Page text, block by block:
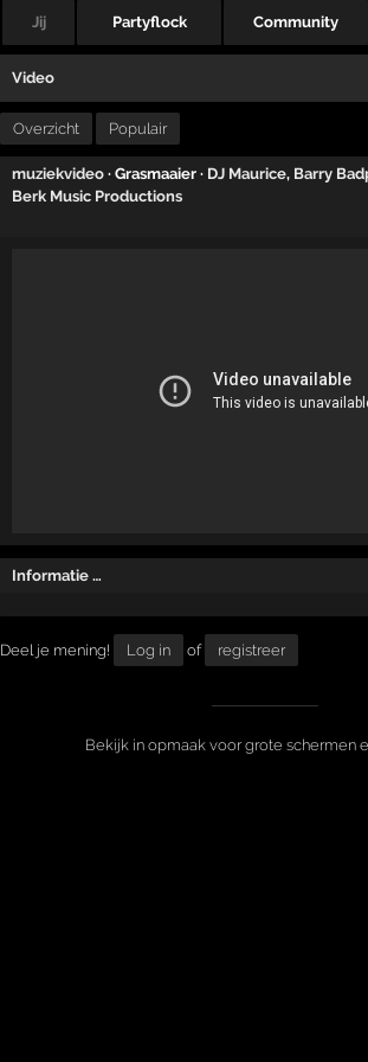
Jij Partyflock Community
Video
Overzicht Populair
muziekvideo · Grasmaaier · DJ Maurice, Barry
Berk Music Productions
Informatie …
Deel je mening! Log in of registreer
Bekijk in opmaak voor grote schermen